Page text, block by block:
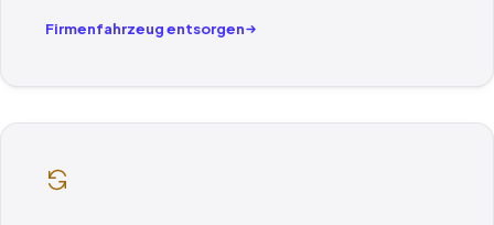
Firmenfahrzeug entsorgen